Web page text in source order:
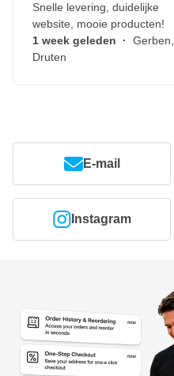
Snelle levering, duidelijke
website, mooie producten!
1 week geleden · Gerben,
Druten
E-mail
Instagram